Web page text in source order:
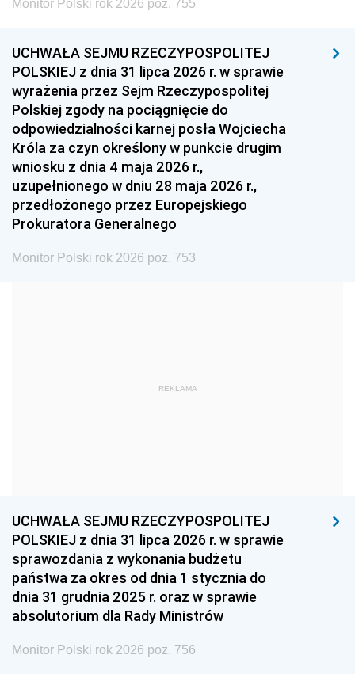
1996 1995 1994
1993 1992 1991
1990 1989
1987 1986 1985
1984 1983
1981 1980 1979
1978 1977
1975 1974
1959
1939 1938 1937
1936 1930
Monitor Polski rok 2026 poz. 755
UCHWAŁA SEJMU RZECZYPOSPOLITEJ
POLSKIEJ z dnia 31 lipca 2026 r. w sprawie
wyrażenia przez Sejm Rzeczypospolitej
Polskiej zgody na pociągnięcie do
odpowiedzialności karnej posła Wojciecha
Króla za czyn określony w punkcie drugim
wniosku z dnia 4 maja 2026 r.,
uzupełnionego w dniu 28 maja 2026 r.,
przedłożonego przez Europejskiego
Prokuratora Generalnego
Monitor Polski rok 2026 poz. 753
REKLAMA
UCHWAŁA SEJMU RZECZYPOSPOLITEJ
POLSKIEJ z dnia 31 lipca 2026 r. w sprawie
sprawozdania z wykonania budżetu
państwa za okres od dnia 1 stycznia do
dnia 31 grudnia 2025 r. oraz w sprawie
absolutorium dla Rady Ministrów
Monitor Polski rok 2026 poz. 756